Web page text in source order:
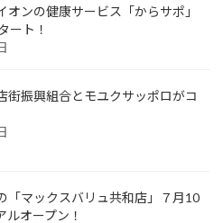
オンの健康サービス「からサポ」
ート！
街振興組合とモユクサッポロがコ
「マックスバリュ共和店」７月10
ルオープン！